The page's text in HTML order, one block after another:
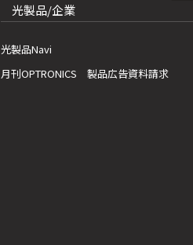
光製品/企業
光製品Navi
月刊OPTRONICS 製品広告資料請求